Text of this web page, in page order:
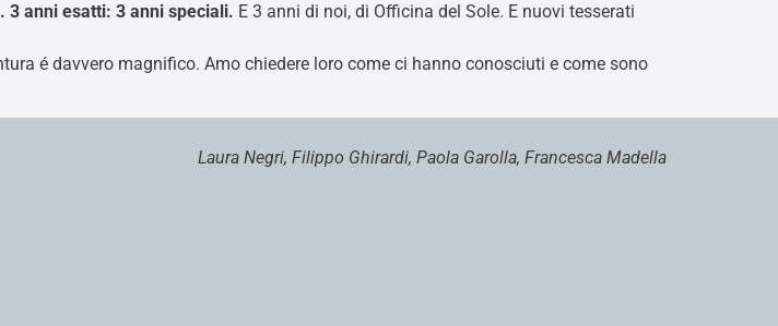
3 anni esatti: 3 anni speciali. E 3 anni di noi, di Officina del Sole. E nuovi tesserati
é davvero magnifico. Amo chiedere loro come ci hanno conosciuti e come sono
Laura Negri, Filippo Ghirardi, Paola Garolla, Francesca Madella